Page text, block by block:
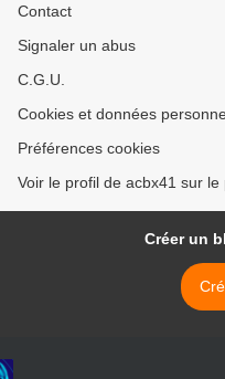
Contact
Signaler un abus
C.G.U.
Cookies et données
Préférences cookies
Voir le profil de acbx41 sur le
Créer un